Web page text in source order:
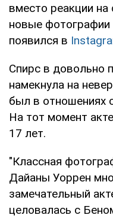
вместо реакции на
новые
появился в
Спирс в довольно
намекнула на
был в отношениях
На тот момент
17 лет.
"Классная
Дайаны Уоррен
замечательный
целовалась с